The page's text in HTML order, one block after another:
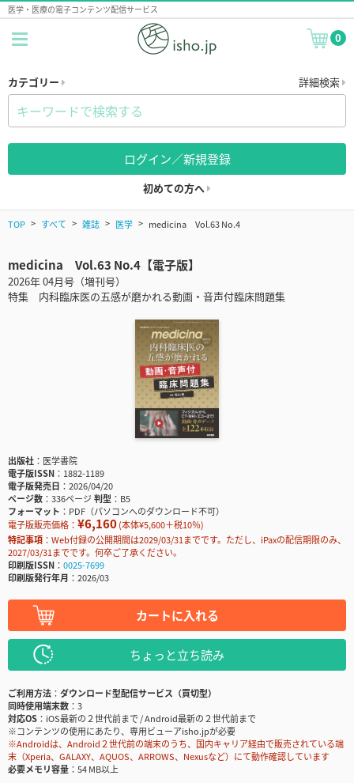
医学・医療の電子コンテンツ配信サービス
0
カテゴリー 詳細検索
ログイン／新規登録
初めての方へ
TOP すべて 雑誌 医学 medicina Vol.63 No.4
medicina Vol.63 No.4【電子版】
2026年 04月号（増刊号）
特集 内科臨床医の五感が磨かれる動画・音声付臨床問題集
出版社
医学書院
電子版ISSN
1882-1189
電子版発売日
2026/04/20
ページ数
336ページ判型
B5
フォーマット
PDF（パソコンへのダウンロード不可）
電子版販売価格： ¥6,160(本体¥5,600＋税10％)
特記事項
Web付録の公開期間は2029/03/31までです。ただし、iPaxの配信期限のみ、
2027/03/31までです。何卒ご了承ください。
印刷版ISSN
0025-7699
印刷版発行年月
2026/03
カートに入れる
ちょっと立ち読み
ご利用方法
ダウンロード型配信サービス（買切型）
同時使用端末数
3
対応OS
iOS最新の２世代前まで / Android最新の２世代前まで
※コンテンツの使用にあたり、専用ビューアisho.jpが必要
※Androidは、Android２世代前の端末のうち、国内キャリア経由で販売されている端
末（Xperia、GALAXY、AQUOS、ARROWS、Nexusなど）にて動作確認しています
必要メモリ容量
54 MB以上